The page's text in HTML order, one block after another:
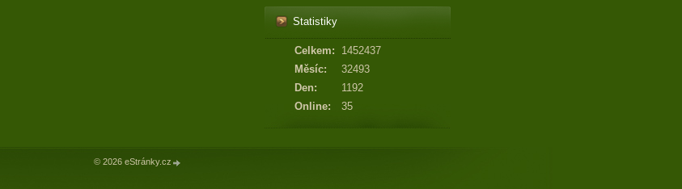
Statistiky
Online: 35
Celkem:
1452437
Měsíc:
32493
Den:
1192
© 2026 eStránky.cz